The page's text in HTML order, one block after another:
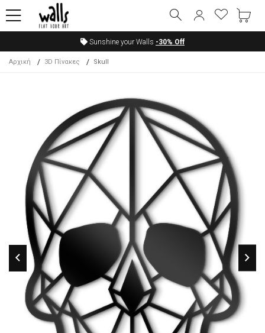
Sunshine your Walls -30% Off
Αρχική 3D Πίνακες Skull